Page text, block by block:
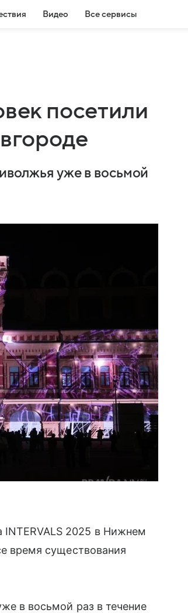
Видео Все сервисы
посетили
уже в восьмой
2025 в Нижнем
время существования
в восьмой раз в течение